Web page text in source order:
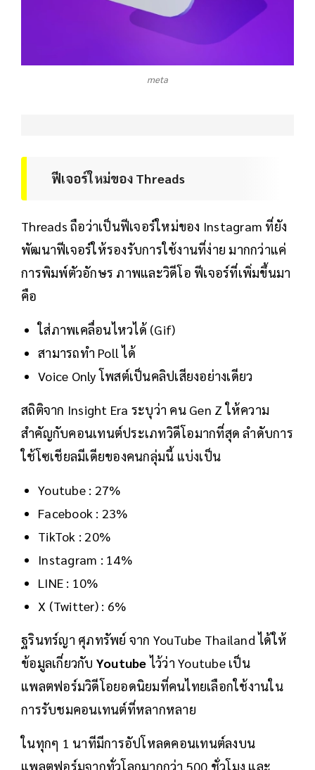
meta
ฟีเจอร์ใหม่ของ Threads
Threads ถือว่าเป็นฟีเจอร์ใหม่ของ Instagram ที่ยัง
พัฒนาฟีเจอร์ให้รองรับการใช้งานที่ง่าย มากกว่าแค่
การพิมพ์ตัวอักษร ภาพและวิดีโอ ฟีเจอร์ที่เพิ่มขึ้นมา
คือ
ใส่ภาพเคลื่อนไหวได้ (Gif)
สามารถทำ Poll ได้
Voice Only โพสต์เป็นคลิปเสียงอย่างเดียว
สถิติจาก Insight Era ระบุว่า คน Gen Z ให้ความ
สำคัญกับคอนเทนต์ประเภทวิดีโอมากที่สุด ลำดับการ
ใช้โซเชียลมีเดียของคนกลุ่มนี้ แบ่งเป็น
Youtube : 27%
Facebook : 23%
TikTok : 20%
Instagram : 14%
LINE : 10%
X (Twitter) : 6%
ฐรินทร์ญา ศุภทรัพย์ จาก YouTube Thailand ได้ให้
ข้อมูลเกี่ยวกับ Youtube ไว้ว่า Youtube เป็น
แพลตฟอร์มวิดีโอยอดนิยมที่คนไทยเลือกใช้งานใน
การรับชมคอนเทนต์ที่หลากหลาย
ในทุกๆ 1 นาทีมีการอัปโหลดคอนเทนต์ลงบน
แพลตฟอร์มจากทั่วโลกมากกว่า 500 ชั่วโมง และ